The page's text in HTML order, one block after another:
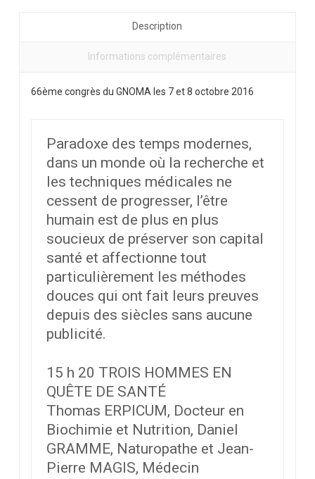
Description
Informations complémentaires
66ème congrès du GNOMA les 7 et 8 octobre 2016
Paradoxe des temps modernes,
dans un monde où la recherche et
les techniques médicales ne
cessent de progresser, l’être
humain est de plus en plus
soucieux de préserver son capital
santé et affectionne tout
particulièrement les méthodes
douces qui ont fait leurs preuves
depuis des siècles sans aucune
publicité.
15 h 20 TROIS HOMMES EN
QUÊTE DE SANTÉ
Thomas ERPICUM, Docteur en
Biochimie et Nutrition, Daniel
GRAMME, Naturopathe et Jean-
Pierre MAGIS, Médecin